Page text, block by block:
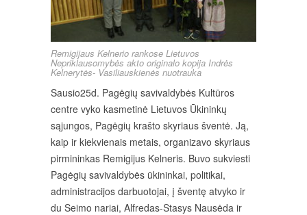
Remigijaus Kelnerio rankose Lietuvos
Nepriklausomybės akto originalo kopija Indrės
Kelnerytės- Vasiliauskienės nuotrauka
Sausio25d. Pagėgių savivaldybės Kultūros
centre vyko kasmetinė Lietuvos Ūkininkų
sąjungos, Pagėgių krašto skyriaus šventė. Ją,
kaip ir kiekvienais metais, organizavo skyriaus
pirmininkas Remigijus Kelneris. Buvo sukviesti
Pagėgių savivaldybės ūkininkai, politikai,
administracijos darbuotojai, į šventę atvyko ir
du Seimo nariai, Alfredas-Stasys Nausėda ir